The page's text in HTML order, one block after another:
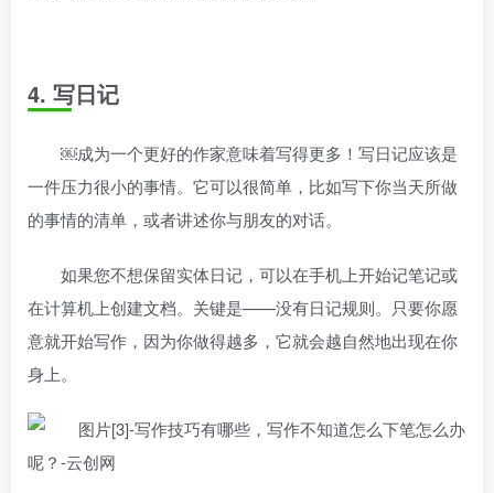
4. 写日记
￼成为一个更好的作家意味着写得更多！写日记应该是
一件压力很小的事情。它可以很简单，比如写下你当天所做
的事情的清单，或者讲述你与朋友的对话。
如果您不想保留实体日记，可以在手机上开始记笔记或
在计算机上创建文档。关键是——没有日记规则。只要你愿
意就开始写作，因为你做得越多，它就会越自然地出现在你
身上。